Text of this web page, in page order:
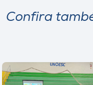
Confira